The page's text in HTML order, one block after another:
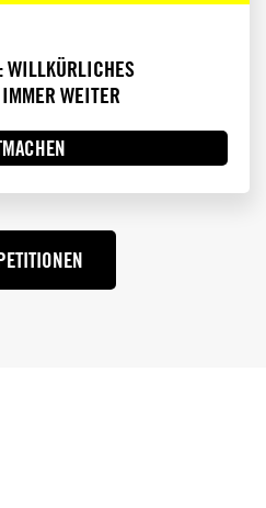
WILLKÜRLICHES
WEITER